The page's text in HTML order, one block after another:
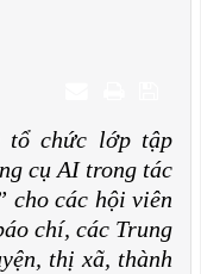
tổ chức lớp tập
cụ AI trong tác
cho các hội viên
chí, các Trung
thị xã, thành